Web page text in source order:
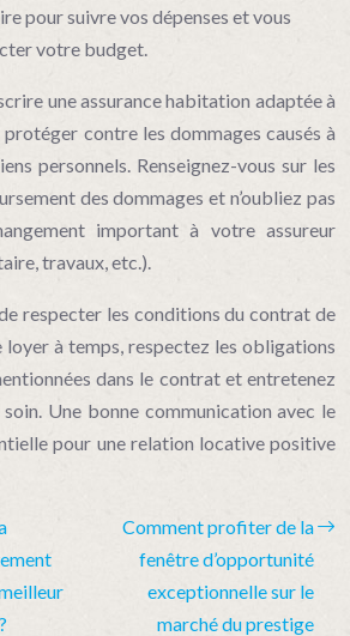
pour suivre vos dépenses et vous
votre budget.
une assurance habitation adaptée à
contre les dommages causés à
personnels. Renseignez-vous sur les
des dommages et n’oubliez pas
important à votre assureur
travaux, etc.).
respecter les conditions du contrat de
à temps, respectez les obligations
dans le contrat et entretenez
Une bonne communication avec le
pour une relation locative positive
Comment profiter de la
fenêtre d’opportunité
exceptionnelle sur le
marché du prestige